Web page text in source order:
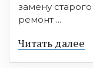
замену
ремонт ...
Читать далее